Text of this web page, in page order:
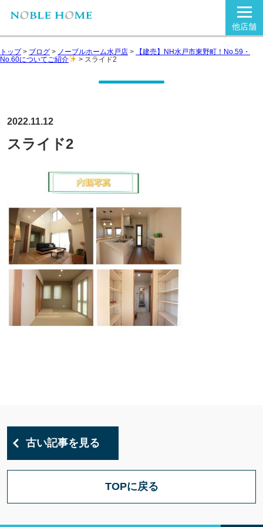
他店舗
トップ> ブログ > ノーブルホーム水戸店 >
【建売】NH水戸市東野町！No.59・
No.60についてご紹介
> スライド2
2022.11.12
スライド2
古い記事を見る
TOPに戻る